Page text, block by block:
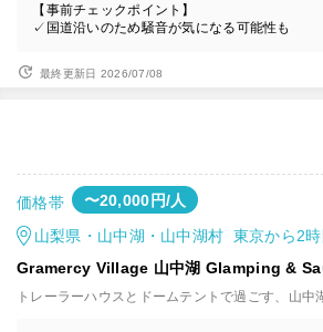
【事前チェックポイント】
✓国道沿いのため騒音が気になる可能性も
最終更新日 2026/07/08
価格帯 〜20,000円/人
山梨県・山中湖・山中湖村 東京から2
Gramercy Village 山中湖 Glamping &
トレーラーハウスとドームテントで過ごす、山中